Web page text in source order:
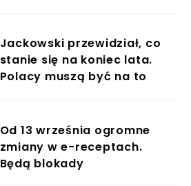
Jackowski przewidział, co
stanie się na koniec lata.
Polacy muszą być na to
Od 13 września ogromne
zmiany w e-receptach.
Będą blokady